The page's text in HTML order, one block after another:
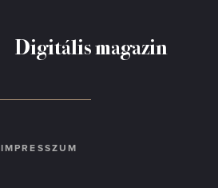
Digitális magazin
IMPRESSZUM